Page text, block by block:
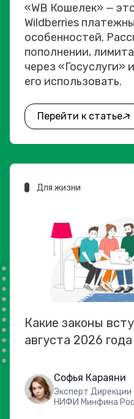
«WB Кошелек» —
Wildberries
особенностей.
пополнении,
через «Госуслуги»
его использовать.
Перейти к статье
Для жизни
Какие законы
августа 2026 года
Софья Караяни
Эксперт
НИФИ Минфина